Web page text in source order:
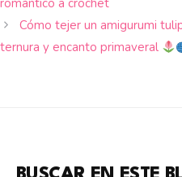
romántico a crochet
Cómo tejer un amigurumi
ternura y encanto primaveral